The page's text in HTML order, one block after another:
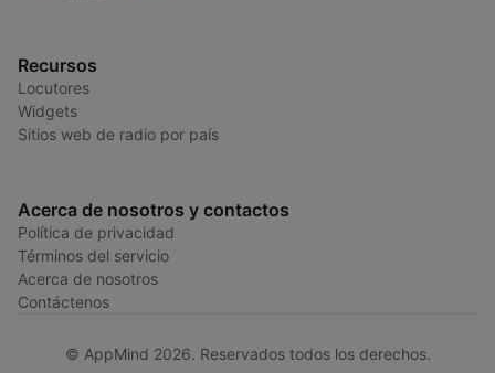
Recursos
Locutores
Widgets
Sitios web de radio por país
Acerca de nosotros y contactos
Política de privacidad
Términos del servicio
Acerca de nosotros
Contáctenos
© AppMind 2026. Reservados todos los derechos.